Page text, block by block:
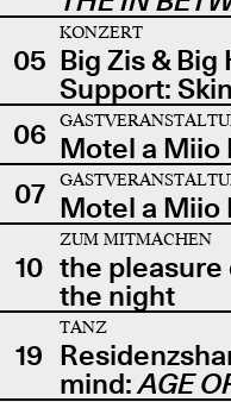
05
KONZERT
Big Zis & Big
Support:
06 Motel a Miio
07 Motel a Miio
10
ZUM MITMACHEN
the
the night
19
TANZ
mind:AGE